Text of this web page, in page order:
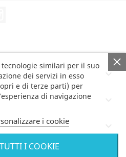
similari per il suo
dei servizi in esso
e di terze parti) per
di navigazione
i cookie
I COOKIE
